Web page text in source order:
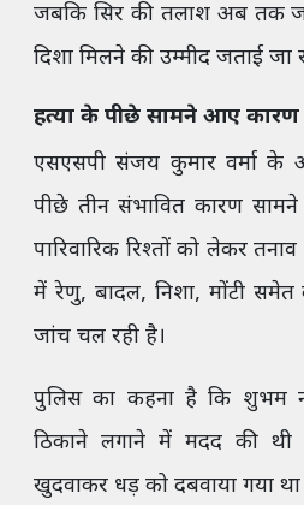
जबकि सिर की तलाश अब तक
दिशा मिलने की उम्मीद जताई जा
हत्या के पीछे सामने आए कारण
एसएसपी संजय कुमार वर्मा के
पीछे तीन संभावित कारण
पारिवारिक रिश्तों को लेकर
में रेणु, बादल, निशा, मोंटी
जांच चल रही है।
पुलिस का कहना है कि शुभम
ठिकाने लगाने में मदद की
खुदवाकर धड़ को दबवाया गया